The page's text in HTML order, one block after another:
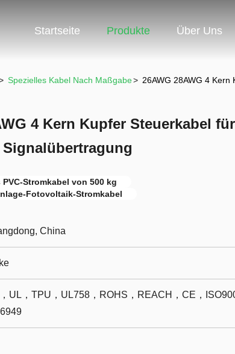
Startseite Produkte Über Uns
Spezielles Kabel Nach Maßgabe> 26AWG 28AWG 4
4 Kern Kupfer Steuerkabel
Stromkabel von 500 kg
Fotovoltaik-Stromkabel
China
UL，TPU，UL758，ROHS，REACH，CE，